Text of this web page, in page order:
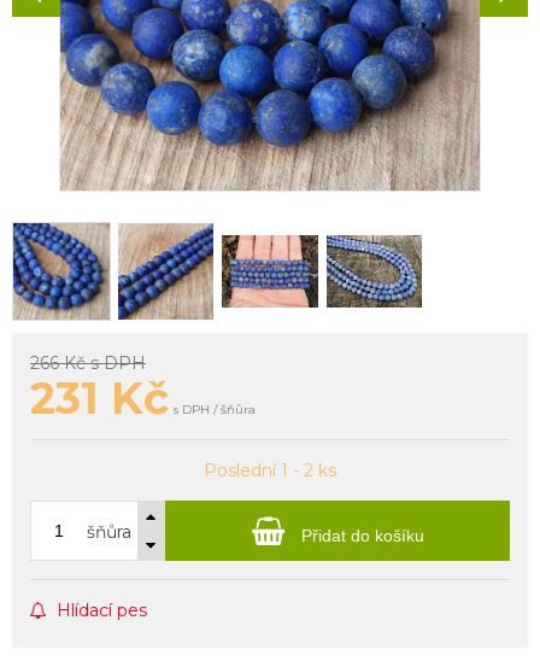
266 Kčs DPH
231 Kč s DPH / šňůra
Poslední 1 - 2 ks
šňůra Přidat do košíku
Hlídací pes